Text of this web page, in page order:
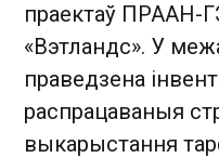
праектаў ПРААН-
«Вэтландс». У
праведзена
распрацаваныя
выкарыстання